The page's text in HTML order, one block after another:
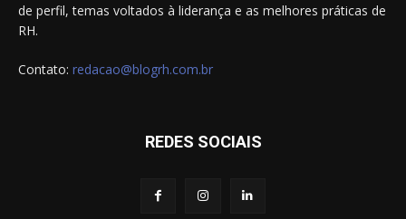
de perfil, temas voltados à liderança e as melhores práticas de
RH.
Contato: redacao@blogrh.com.br
REDES SOCIAIS